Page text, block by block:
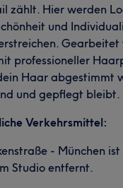
zählt. Hier werden
und
Gearbeitet
professioneller
Haar abgestimmt
und gepflegt bleibt.
Verkehrsmittel:
- München ist
Studio entfernt.